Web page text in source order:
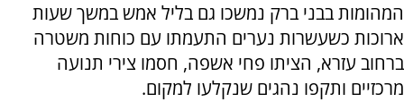
המהומות בבני ברק נמשכו גם בליל אמש במשך שעות
ארוכות כשעשרות נערים התעמתו עם כוחות משטרה
ברחוב עזרא, הציתו פחי אשפה, חסמו צירי תנועה
מרכזיים ותקפו נהגים שנקלעו למקום.